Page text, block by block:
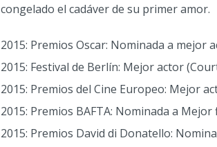
congelado el cadáver de su primer amor.
2015: Premios Oscar: Nominada a mejor
2015: Festival de Berlín: Mejor actor
2015: Premios del Cine Europeo: Mejor
2015: Premios BAFTA: Nominada a
2015: Premios David di Donatello: